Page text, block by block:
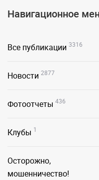
Навигационное
Все публикации 3316
Новости 2877
Фотоотчеты 436
Клубы 1
Осторожно,
мошенничество!